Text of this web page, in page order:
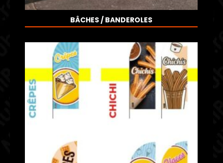
BÂCHES / BANDEROLES